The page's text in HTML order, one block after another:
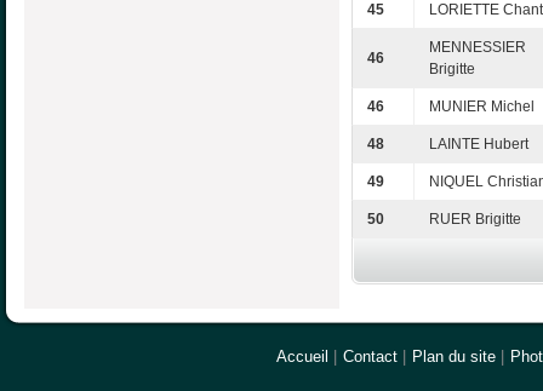
45 LORIETTE
46
MENNESSIER
Brigitte
46 MUNIER Michel
48 LAINTE Hubert
49 NIQUEL
50 RUER Brigitte
Accueil Contact Plan du site